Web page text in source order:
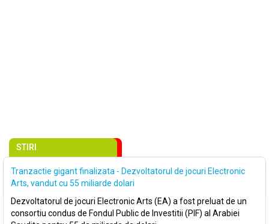
STIRI
Tranzactie gigant finalizata - Dezvoltatorul de jocuri Electronic
Arts, vandut cu 55 miliarde dolari
Dezvoltatorul de jocuri Electronic Arts (EA) a fost preluat de un
consortiu condus de Fondul Public de Investitii (PIF) al Arabiei